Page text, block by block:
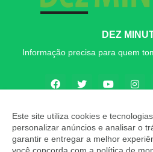
DEZ
Informação precisa para quem
Copyright ©2026
Este site utiliza cookies e
personalizar anúncios e analisar o
garantir e entregar a melhor